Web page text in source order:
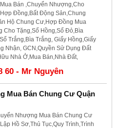
Bán ,Chuyển Nhượng,Cho
Đồng,Bất Động Sản,Chung
Hộ Chung Cư,Hợp Đồng Mua
Cho Tặng,Sổ Hồng,Sổ Đỏ,Bìa
Trắng,Bìa Trắng, Giấy Hồng,Giấy
Nhận, GCN,Quyền Sử Dụng Đất
Nhà Ở,Mua Bán,Nhà Đất,
60 - Mr Nguyên
Mua Bán Chung Cư Quận
Nhượng Mua Bán Chung Cư
Hồ Sơ,Thủ Tục,Quy Trình,Trình